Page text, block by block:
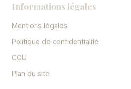
Informations légales
Mentions légales
Politique de confidentialité
CGU
Plan du site